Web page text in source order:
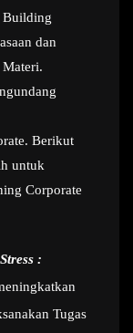
Building
dan
Berikut
untuk
Corporate
:
Tugas